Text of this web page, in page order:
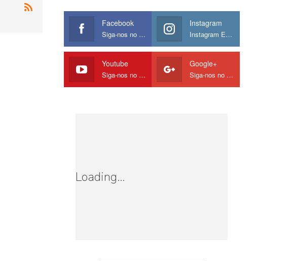
Facebook
Siga-nos no Facebook
Instagram
Instagram Europamos
Youtube
Siga-nos no Youtube
Google+
Siga-nos no Google
Loading...